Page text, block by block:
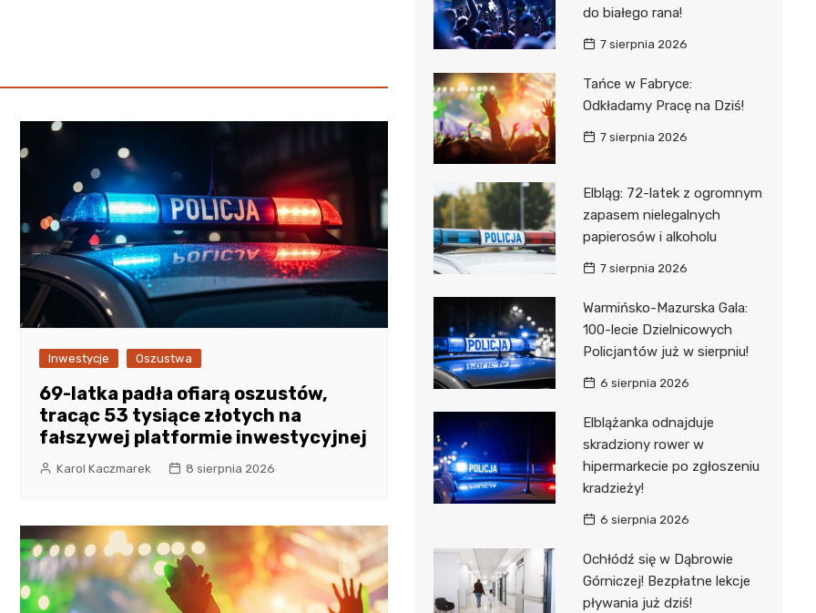
Inwestycje Oszustwa
69-latka padła ofiarą oszustów,
tracąc 53 tysiące złotych na
fałszywej platformie inwestycyjnej
Karol Kaczmarek 8 sierpnia 2026
do białego rana!
7 sierpnia 2026
Tańce w Fabryce:
Odkładamy Pracę na Dziś!
7 sierpnia 2026
Elbląg: 72-latek z ogromnym
zapasem nielegalnych
papierosów i alkoholu
7 sierpnia 2026
Warmińsko-Mazurska Gala:
100-lecie Dzielnicowych
Policjantów już w sierpniu!
6 sierpnia 2026
Elblążanka odnajduje
skradziony rower w
hipermarkecie po zgłoszeniu
kradzieży!
6 sierpnia 2026
Ochłódź się w Dąbrowie
Górniczej! Bezpłatne lekcje
pływania już dziś!